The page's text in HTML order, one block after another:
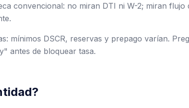
convencional: no miran DTI ni W-2; miran flujo
mínimos DSCR, reservas y prepago varían.
antes de bloquear tasa.